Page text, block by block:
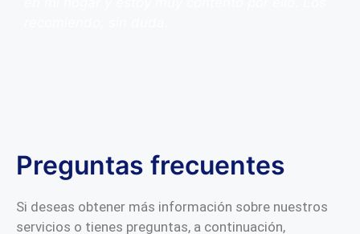
Preguntas frecuentes
Si deseas obtener más información sobre nuestros
servicios o tienes preguntas, a continuación,